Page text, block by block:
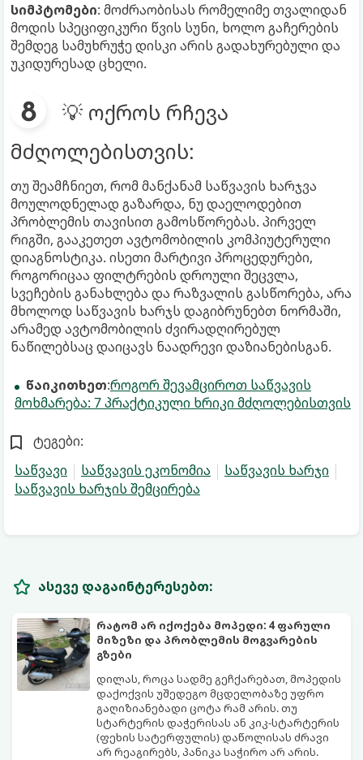
სიმპტომები: მოძრაობისას რომელიმე თვალიდან
მოდის სპეციფიკური წვის სუნი, ხოლო გაჩერების
შემდეგ სამუხრუჭე დისკი არის გადახურებული და
უკიდურესად ცხელი.
💡 ოქროს რჩევა
მძღოლებისთვის:
თუ შეამჩნიეთ, რომ მანქანამ საწვავის ხარჯვა
მოულოდნელად გაზარდა, ნუ დაელოდებით
პრობლემის თავისით გამოსწორებას. პირველ
რიგში, გააკეთეთ ავტომობილის კომპიუტერული
დიაგნოსტიკა. ისეთი მარტივი პროცედურები,
როგორიცაა ფილტრების დროული შეცვლა,
სვეჩების განახლება და რაზვალის გასწორება, არა
მხოლოდ საწვავის ხარჯს დაგიბრუნებთ ნორმაში,
არამედ ავტომობილის ძვირადღირებულ
ნაწილებსაც დაიცავს ნაადრევი დაზიანებისგან.
წაიკითხეთ:როგორ შევამციროთ საწვავის
მოხმარება: 7 პრაქტიკული ხრიკი მძღოლებისთვის
ტეგები:
საწვავი
საწვავის ეკონომია
საწვავის ხარჯი
საწვავის ხარჯის შემცირება
ასევე დაგაინტერესებთ:
რატომ არ იქოქება მოპედი: 4 ფარული
მიზეზი და პრობლემის მოგვარების
გზები
დილას, როცა სადმე გეჩქარებათ, მოპედის
დაქოქვის უშედეგო მცდელობაზე უფრო
გაღიზიანებადი ცოტა რამ არის. თუ
სტარტერის დაჭერისას ან კიკ-სტარტერის
(ფეხის სატერფულის) დაწოლისას ძრავი
არ რეაგირებს, პანიკა საჭირო არ არის.